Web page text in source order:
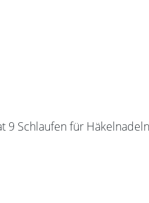
9 Schlaufen für